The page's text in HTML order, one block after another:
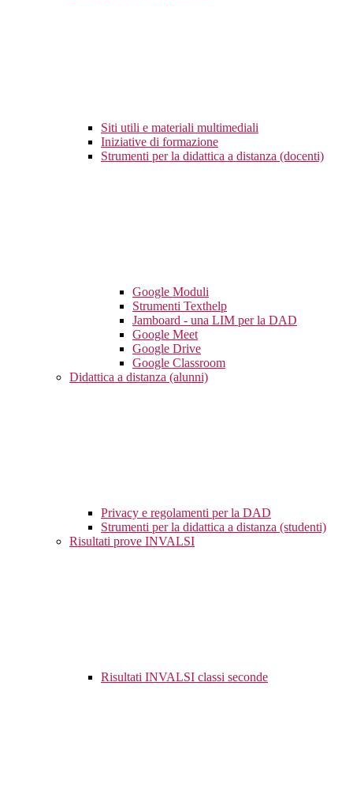
Siti utili e materiali multimediali
Iniziative di formazione
Strumenti per la didattica a distanza (docenti)
Google Moduli
Strumenti Texthelp
Jamboard - una LIM per la DAD
Google Meet
Google Drive
Google Classroom
Didattica a distanza (alunni)
Privacy e regolamenti per la DAD
Strumenti per la didattica a distanza (studenti)
Risultati prove INVALSI
Risultati INVALSI classi seconde